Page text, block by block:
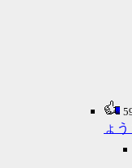
ょう